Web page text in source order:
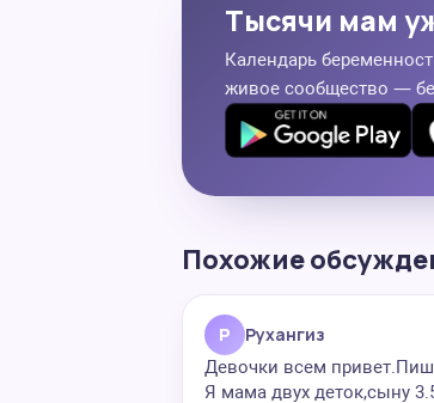
Тысячи мам
Календарь
живое сообщество —
Похожие
Р Рухангиз
Девочки всем
Я мама двух деток,сыну